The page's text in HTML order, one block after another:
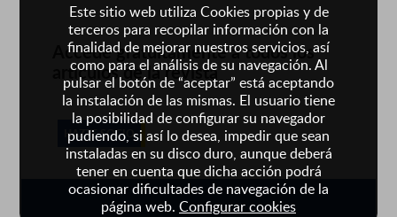
Este sitio web utiliza Cookies propias y de
terceros para recopilar información con la
finalidad de mejorar nuestros servicios, así
como para el análisis de su navegación. Al
pulsar el botón de “aceptar” está aceptando
la instalación de las mismas. El usuario tiene
la posibilidad de configurar su navegador
pudiendo, si así lo desea, impedir que sean
instaladas en su disco duro, aunque deberá
tener en cuenta que dicha acción podrá
ocasionar dificultades de navegación de la
página web. Configurar cookies
Accede gratuitamente a todos los
artículos de la revista
HAZTE SOCIO